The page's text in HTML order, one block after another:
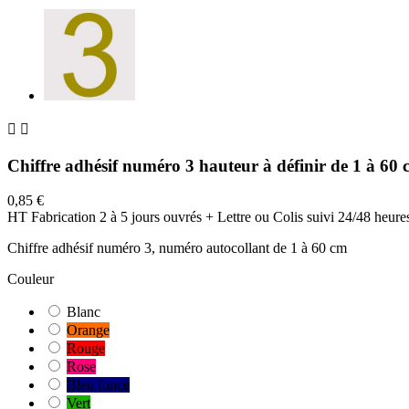
 
Chiffre adhésif numéro 3 hauteur à définir de 1 à 60
0,85 €
HT Fabrication 2 à 5 jours ouvrés + Lettre ou Colis suivi 24/48
Chiffre adhésif numéro 3, numéro autocollant de 1 à 60 cm
Couleur
Blanc
Orange
Rouge
Rose
Bleu foncé
Vert